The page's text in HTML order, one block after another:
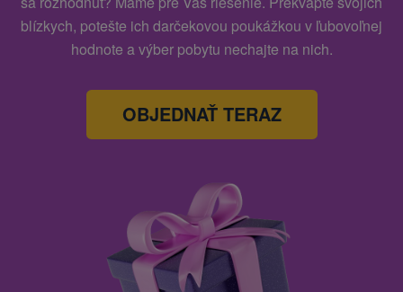
blízkych, potešte ich darčekovou poukážkou v ľubovoľnej
hodnote a výber pobytu nechajte na nich.
OBJEDNAŤ TERAZ